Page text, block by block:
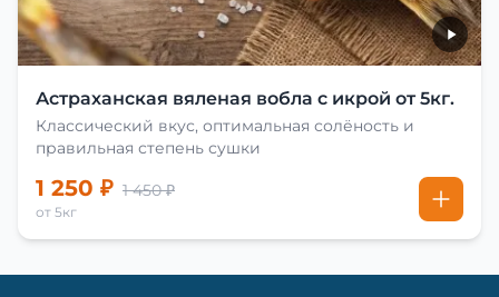
Астраханская вяленая вобла с икрой от 5кг.
Классический вкус, оптимальная солёность и
правильная степень сушки
1 250 ₽ 1 450 ₽
от 5кг